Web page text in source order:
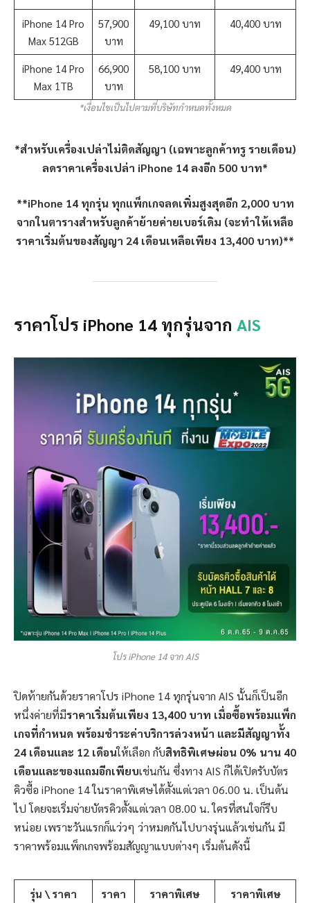
iPhone 14 Pro
Max 512GB
57,900
บาท
49,100 บาท 40,400 บาท
iPhone 14 Pro
Max 1TB
66,900
บาท
58,100 บาท 49,400 บาท
*เงื่อนไขเป็นไปตามที่บริษัทกำหนดทั้งหมด
*สำหรับเครื่องเปล่าไม่ติดสัญญา (เฉพาะลูกค้าทรู รายเดือน)
ลดราคาเครื่องเปล่า iPhone 14 ลงอีก 500 บาท*
**iPhone 14 ทุกรุ่น ทุกแพ็กเกจลดเพิ่มสูงสุดอีก 2,000 บาท
จากในตารางสำหรับลูกค้าย้ายค่ายเบอร์เดิม (จะทำให้เหลือ
ราคาเริ่มต้นของสัญญา 24 เดือนเหลือเพียง 13,400 บาท)**
ราคาโปร iPhone 14 ทุกรุ่นจาก AIS
โปร iPhone 14 จาก AIS
ปิดท้ายกันด้วยราคาโปร iPhone 14 ทุกรุ่นจาก AIS นั้นก็เป็นอีก
หนึ่งค่ายที่มีราคาเริ่มต้นเพียง 13,400 บาท เมื่อซื้อพร้อมแพ็ก
เกจที่กำหนด พร้อมชำระค่าบริการล่วงหน้า และมีสัญญาทั้ง
24 เดือนและ 12 เดือนให้เลือก กับสิทธิพิเศษผ่อน 0% นาน 40
เดือนและของแถมอีกเพียบเช่นกัน ซึ่งทาง AIS ก็ได้เปิดรับบัตร
คิวซื้อ iPhone 14 ในราคาพิเศษได้ตั้งแต่เวลา 06.00 น. เป็นต้น
ไป โดยจะเริ่มจ่ายบัตรคิวตั้งแต่เวลา 08.00 น. ใครที่สนใจก็รีบ
หน่อย เพราะวันแรกก็แว่วๆ ว่าหมดกันไปบางรุ่นแล้วเช่นกัน มี
ราคาพร้อมแพ็กเกจพร้อมสัญญาแบบต่างๆ เริ่มต้นดังนี้
รุ่น \ ราคา
ราคา
ราคาพิเศษ
ราคาพิเศษ